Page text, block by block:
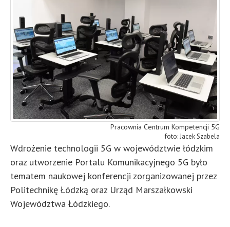
Pracownia Centrum Kompetencji 5G
Jacek Szabela
Wdrożenie technologii 5G w województwie łódzkim
oraz utworzenie Portalu Komunikacyjnego 5G było
tematem naukowej konferencji zorganizowanej przez
Politechnikę Łódzką oraz Urząd Marszałkowski
Województwa Łódzkiego.